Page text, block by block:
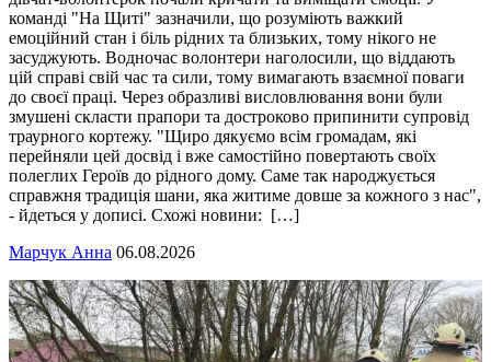
команді "На Щиті" зазначили, що розуміють важкий
емоційний стан і біль рідних та близьких, тому нікого не
засуджують. Водночас волонтери наголосили, що віддають
цій справі свій час та сили, тому вимагають взаємної поваги
до своєї праці. Через образливі висловлювання вони були
змушені скласти прапори та достроково припинити супровід
траурного кортежу. "Щиро дякуємо всім громадам, які
перейняли цей досвід і вже самостійно повертають своїх
полеглих Героїв до рідного дому. Саме так народжується
справжня традиція шани, яка житиме довше за кожного з нас",
- йдеться у дописі. Схожі новини: […]
Марчук Анна 06.08.2026